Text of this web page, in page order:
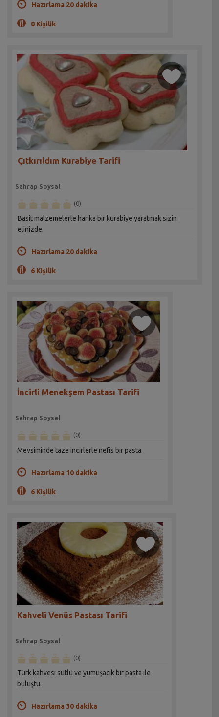
Hazırlama 20 dakika
8 Kişilik
Çıtkırıldım Kurabiye Tarifi
Sahrap Soysal
(0)
Basit malzemelerle harika bir kurabiye yaratmak sizin
elinizde.
Hazırlama 20 dakika
6 Kişilik
İncirli Menekşem Pastası Tarifi
Sahrap Soysal
(0)
Mevsiminde taze incirlerle nefis bir pasta.
Hazırlama 10 dakika
6 Kişilik
Kahveli Venüs Pastası Tarifi
Sahrap Soysal
(0)
Türk kahvesi sütlü ve yumuşacık bir pasta ile
buluştu.
Hazırlama 30 dakika